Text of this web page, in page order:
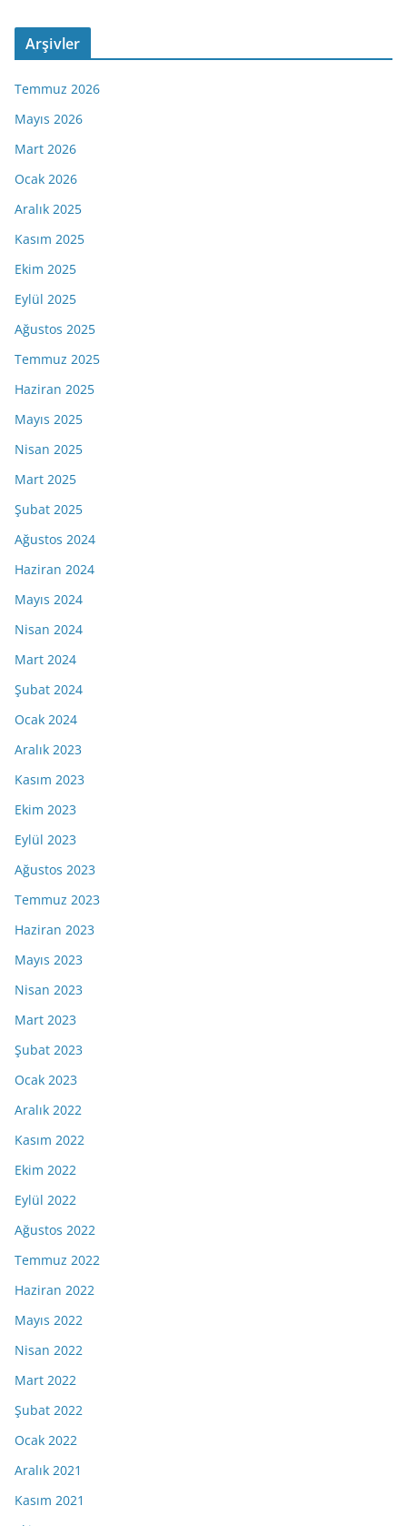
Arşivler
Temmuz 2026
Mayıs 2026
Mart 2026
Ocak 2026
Aralık 2025
Kasım 2025
Ekim 2025
Eylül 2025
Ağustos 2025
Temmuz 2025
Haziran 2025
Mayıs 2025
Nisan 2025
Mart 2025
Şubat 2025
Ağustos 2024
Haziran 2024
Mayıs 2024
Nisan 2024
Mart 2024
Şubat 2024
Ocak 2024
Aralık 2023
Kasım 2023
Ekim 2023
Eylül 2023
Ağustos 2023
Temmuz 2023
Haziran 2023
Mayıs 2023
Nisan 2023
Mart 2023
Şubat 2023
Ocak 2023
Aralık 2022
Kasım 2022
Ekim 2022
Eylül 2022
Ağustos 2022
Temmuz 2022
Haziran 2022
Mayıs 2022
Nisan 2022
Mart 2022
Şubat 2022
Ocak 2022
Aralık 2021
Kasım 2021